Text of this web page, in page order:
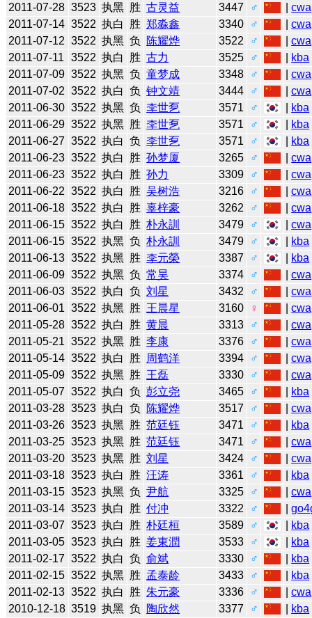
2011-07-28 3523 执黑 胜 古灵益 3447 ♂ |cwa
2011-07-14 3522 执白 胜 郑淼鑫 3340 ♂ |cwa
2011-07-12 3522 执黑 负 陈耀烨 3522 ♂ |cwa
2011-07-11
3522 执白 胜 古力 3525 ♂ kba
2011-07-09 3522 执黑 负 童梦成 3348 ♂ |cwa
2011-07-02 3522 执白 负 钟文靖 3444 ♂ |cwa
2011-06-30 3522 执黑 负 李世乭 3571 ♂ kba
2011-06-29 3522 执黑 胜 李世乭 3571 ♂ kba
2011-06-27 3522 执白 负 李世乭 3571 ♂ kba
2011-06-23 3522 执白 胜 孙梦厦 3265 ♂ |cwa
2011-06-23 3522 执白 胜 孙力 3309 ♂ |cwa
2011-06-22 3522 执白 胜 吴树浩 3216 ♂ |cwa
2011-06-18 3522 执白 胜 辜梓豪 3262 ♂ |cwa
2011-06-15 3522 执白 胜 朴永訓 3479 ♂ |cwa
2011-06-15 3522 执黑 负 朴永訓 3479 ♂ kba
2011-06-13 3522 执黑 胜 李元榮 3387 ♂ kba
2011-06-09 3522 执黑 负 常昊 3374 ♂ |cwa
2011-06-03 3522 执白 负 刘星 3432 ♂ |cwa
2011-06-01 3522 执黑 胜 王晨星 3160 ♀ |cwa
2011-05-28 3522 执白 胜 黄晨 3313 ♂ |cwa
2011-05-21 3522 执黑 胜 李康 3376 ♂ |cwa
2011-05-14 3522 执白 胜 周鹤洋 3394 ♂ |cwa
2011-05-09 3522 执黑 胜 王磊 3330 ♂ |cwa
2011-05-07 3522 执白 负 彭立尧 3465 ♂ kba
2011-03-28 3523 执白 负 陈耀烨 3517 ♂ |cwa
2011-03-26 3523 执黑 胜 范廷钰 3471 ♂ kba
2011-03-25 3523 执黑 胜 范廷钰 3471 ♂ |cwa
2011-03-20 3523 执黑 胜 刘星 3424 ♂ |cwa
2011-03-18 3523 执白 胜 汪涛 3361 ♂ kba
2011-03-15 3523 执黑 负 尹航 3325 ♂ |cwa
2011-03-14 3523 执白 胜 付冲 3322 ♂ |
2011-03-07 3523 执白 胜 朴廷桓 3589 ♂ kba
2011-03-05 3523 执白 胜 姜東潤 3533 ♂ kba
2011-02-17 3522 执白 负 俞斌 3330 ♂ kba
2011-02-15 3522 执黑 胜 孟泰龄 3433 ♂ kba
2011-02-13 3522 执白 胜 朱元豪 3336 ♂ |cwa
2010-12-18 3519 执黑 负 陶欣然 3377 ♂ kba